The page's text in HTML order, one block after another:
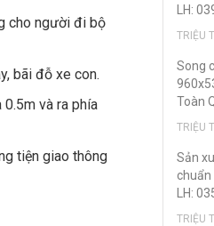
cho người đi bộ
bãi đỗ xe con.
và ra phía
tiện giao thông
LH:
TRIỆU
Song
Toàn
TRIỆU
Sản
chuẩn
LH:
TRIỆU